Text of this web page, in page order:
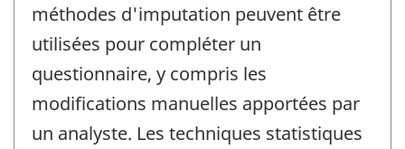
méthodes d'imputation peuvent être
utilisées pour compléter un
questionnaire, y compris les
modifications manuelles apportées par
un analyste. Les techniques statistiques